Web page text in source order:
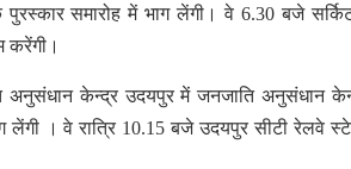
समारोह में भाग लेंगी। वे 6.30 बजे
करेंगी।
केन्द्र उदयपुर में जनजाति अनुसंधान
लेंगी । वे रात्रि 10.15 बजे उदयपुर सीटी